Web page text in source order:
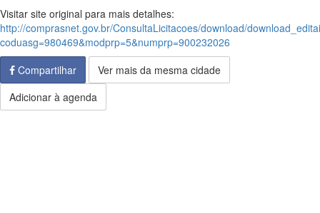
Visitar site original para mais detalhes:
http://comprasnet.gov.br/ConsultaLicitacoes/download/
coduasg=980469&modprp=5&numprp=900232026
Compartilhar
Ver mais da mesma cidade
Adicionar à agenda